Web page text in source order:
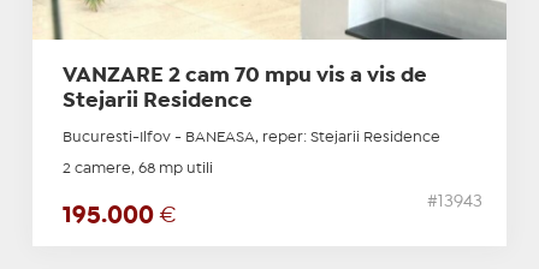
VANZARE 2 cam 70 mpu vis a vis de
Stejarii Residence
Bucuresti-Ilfov - BANEASA, reper: Stejarii Residence
2 camere, 68 mp utili
195.000 €
#13943